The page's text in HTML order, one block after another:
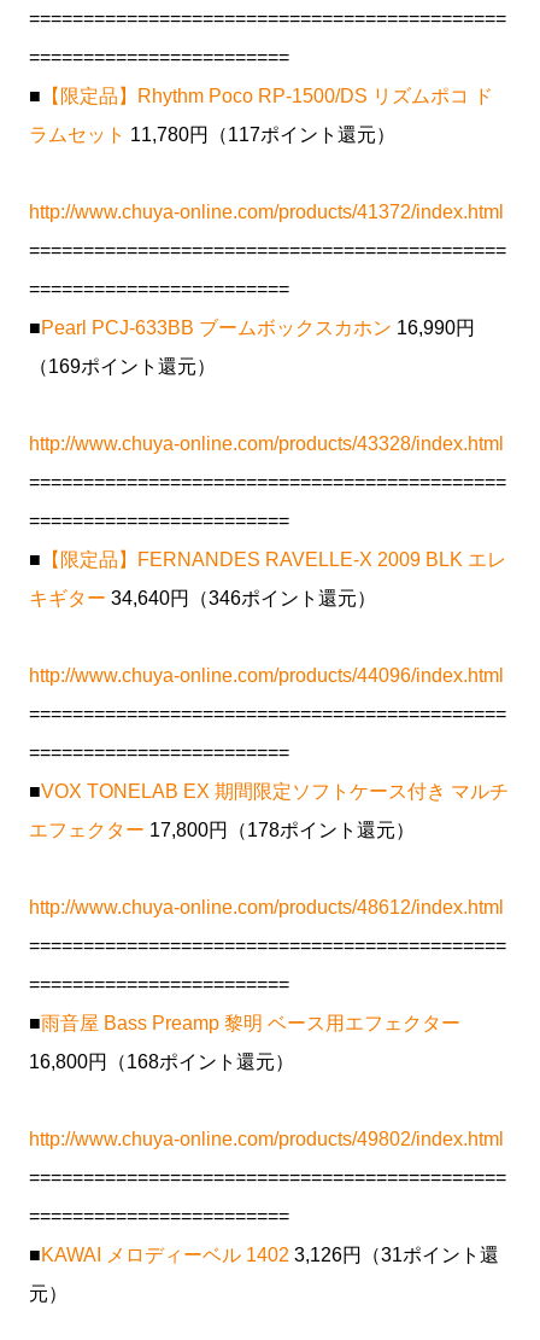
============================================
========================
■ 【限定品】Rhythm Poco RP-1500/DS リズムポコ ド
ラムセット 11,780円（117ポイント還元）
http://www.chuya-online.com/products/41372/index.html
============================================
========================
■Pearl PCJ-633BB ブームボックスカホン 16,990円
（169ポイント還元）
http://www.chuya-online.com/products/43328/index.html
============================================
========================
■ 【限定品】FERNANDES RAVELLE-X 2009 BLK エレ
キギター 34,640円（346ポイント還元）
http://www.chuya-online.com/products/44096/index.html
============================================
========================
■VOX TONELAB EX 期間限定ソフトケース付き マルチ
エフェクター 17,800円（178ポイント還元）
http://www.chuya-online.com/products/48612/index.html
============================================
========================
■雨音屋 Bass Preamp 黎明 ベース用エフェクター
16,800円（168ポイント還元）
http://www.chuya-online.com/products/49802/index.html
============================================
========================
■KAWAI メロディーベル 1402 3,126円（31ポイント還
元）